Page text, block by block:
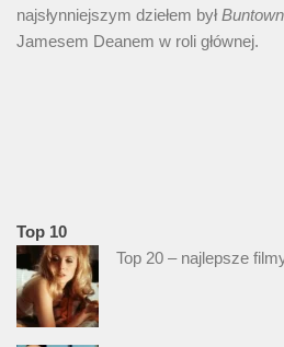
najsłynniejszym dziełem był
Jamesem Deanem w roli głównej.
Top 10
Top 20 – najlepsze